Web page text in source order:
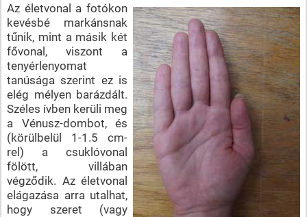
Az életvonal a fotókon
kevésbé markánsnak
tűnik, mint a másik két
fővonal, viszont a
tenyérlenyomat
tanúsága szerint ez is
elég mélyen barázdált.
Széles ívben kerüli meg
a Vénusz-dombot, és
(körülbelül 1-1.5 cm-
rel) a csuklóvonal
fölött, villában
végződik. Az életvonal
elágazása arra utalhat,
hogy szeret (vagy